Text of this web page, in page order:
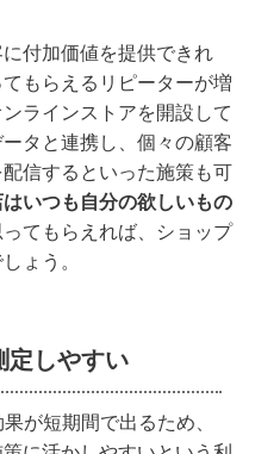
付加価値を提供できれ
もらえるリピーターが増
ラインストアを開設して
タと連携し、個々の顧客
信するといった施策も可
はいつも自分の欲しいもの
ってもらえれば、ショップ
ょう。
しやすい
が短期間で出るため、